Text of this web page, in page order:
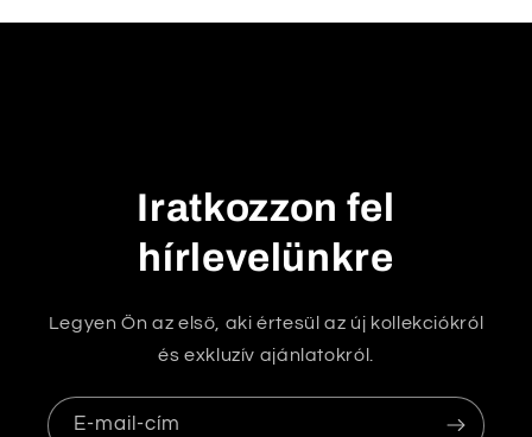
k
Iratkozzon fel
hírlevelünkre
Legyen Ön az első, aki értesül az új kollekciókról
és exkluzív ajánlatokról.
E-mail-cím